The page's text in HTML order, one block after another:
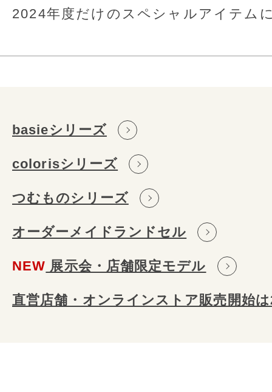
2024年度だけのスペシャルアイテム
basieシリーズ
colorisシリーズ
つむものシリーズ
オーダーメイドランドセル
NEW 展⽰会・店舗限定モデル
直営店舗・オンラインストア販売開始